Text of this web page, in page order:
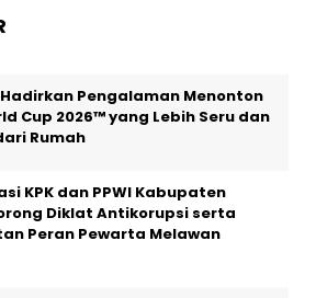
Pengalaman Menonton
Cup 2026™ yang Lebih Seru dan
Rumah
KPK dan PPWI Kabupaten
Diklat Antikorupsi serta
Peran Pewarta Melawan